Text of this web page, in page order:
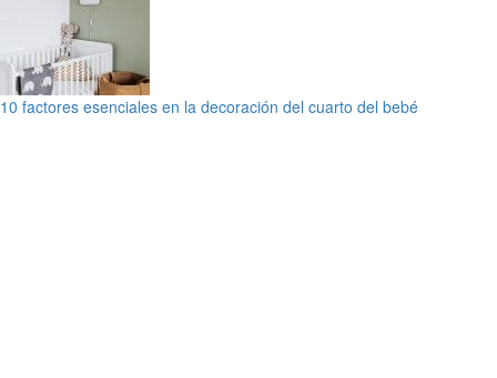
10 factores esenciales en la decoración del cuarto del bebé